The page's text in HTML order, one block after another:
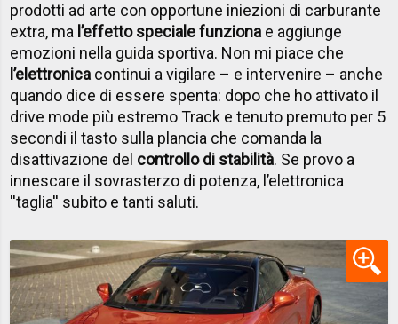
prodotti ad arte con opportune iniezioni di carburante
extra, ma l’effetto speciale funziona e aggiunge
emozioni nella guida sportiva. Non mi piace che
l’elettronica continui a vigilare – e intervenire – anche
quando dice di essere spenta: dopo che ho attivato il
drive mode più estremo Track e tenuto premuto per 5
secondi il tasto sulla plancia che comanda la
disattivazione del controllo di stabilità. Se provo a
innescare il sovrasterzo di potenza, l’elettronica
''taglia'' subito e tanti saluti.